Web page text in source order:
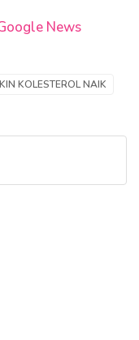
News
KOLESTEROL NAIK